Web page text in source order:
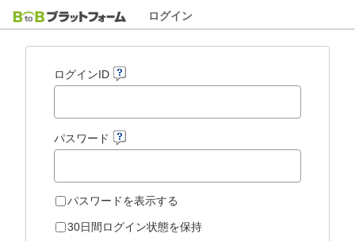
ログイン
ログインID
パスワード
パスワードを表示する
30日間ログイン状態を保持